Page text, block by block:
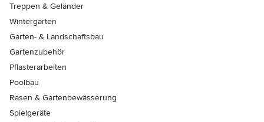
Treppen & Geländer
Wintergärten
Garten- & Landschaftsbau
Gartenzubehör
Pflasterarbeiten
Poolbau
Rasen & Gartenbewässerung
Spielgeräte